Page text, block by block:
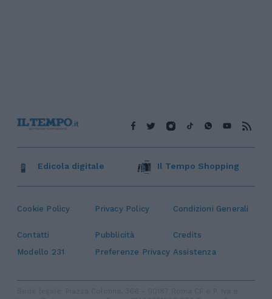
Cookie Policy Privacy Policy Condizioni Generali
Contatti Pubblicità
Credits
Modello 231
Preferenze Privacy Assistenza
Edicola digitale Il Tempo Shopping